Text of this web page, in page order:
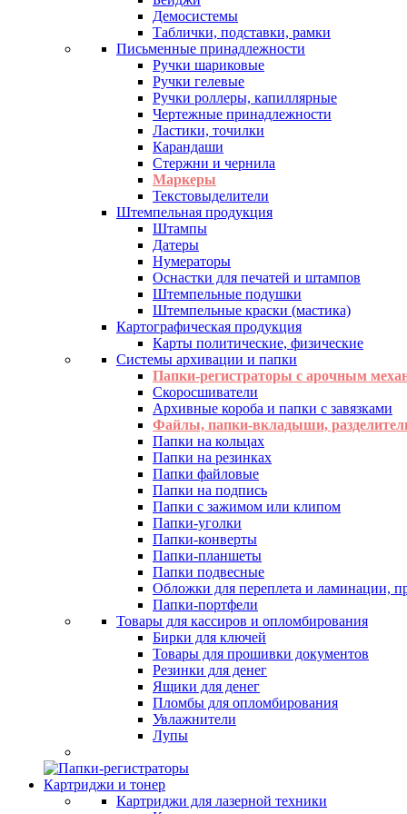
Демосистемы
Таблички, подставки, рамки
Письменные принадлежности
Ручки шариковые
Ручки гелевые
Ручки роллеры, капиллярные
Чертежные принадлежности
Ластики, точилки
Карандаши
Стержни и чернила
Маркеры
Текстовыделители
Штемпельная продукция
Штампы
Датеры
Нумераторы
Оснастки для печатей и штампов
Штемпельные подушки
Штемпельные краски (мастика)
Картографическая продукция
Карты политические, физические
Системы архивации и папки
Папки-регистраторы с арочным
Скоросшиватели
Архивные короба и папки с завязками
Файлы, папки-вкладыши,
Папки на кольцах
Папки на резинках
Папки файловые
Папки на подпись
Папки с зажимом или клипом
Папки-уголки
Папки-конверты
Папки-планшеты
Папки подвесные
Обложки для переплета и ламинации,
Папки-портфели
Товары для кассиров и опломбирования
Бирки для ключей
Товары для прошивки документов
Резинки для денег
Ящики для денег
Пломбы для опломбирования
Увлажнители
Лупы
Картриджи и тонер
Картриджи для лазерной техники